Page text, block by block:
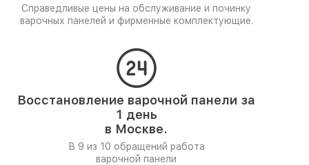
Справедливые цены на обслуживание и починку
варочных панелей и фирменные комплектующие.
Восстановление варочной панели за
1 день
в Москве.
В 9 из 10 обращений работа
варочной панели